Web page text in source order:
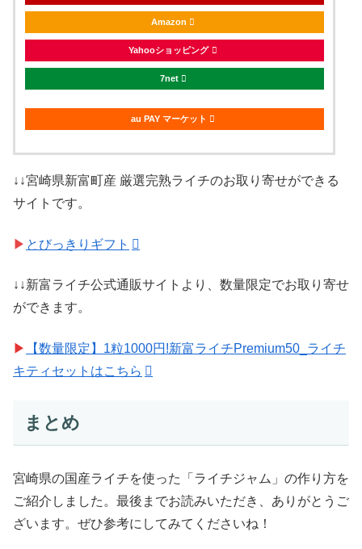
Amazon
Yahooショッピング
7net
au PAY マーケット
↓↓宮崎県新富町産 厳選完熟ライチのお取り寄せができる
サイトです。
▶ とびっきりギフト
↓↓新富ライチ公式通販サイトより、数量限定でお取り寄せ
ができます。
▶
【数量限定】1粒1000円!新富ライチPremium50_ライチ
キティセットはこちら
まとめ
宮崎県の国産ライチを使った「ライチジャム」の作り方を
ご紹介しました。最後までお読みいただき、ありがとうご
ざいます。ぜひ参考にしてみてくださいね！